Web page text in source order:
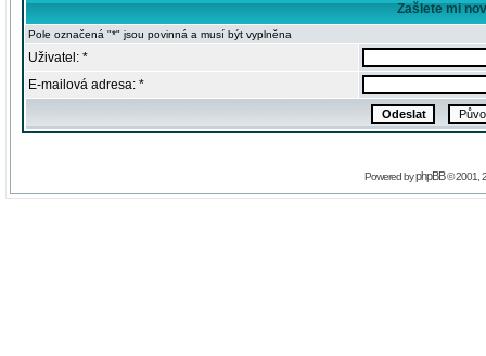
Zašlete mi
Pole označená "*" jsou povinná a musí být vyplněna
Uživatel: *
E-mailová adresa: *
Powered byphpBB© 2001,